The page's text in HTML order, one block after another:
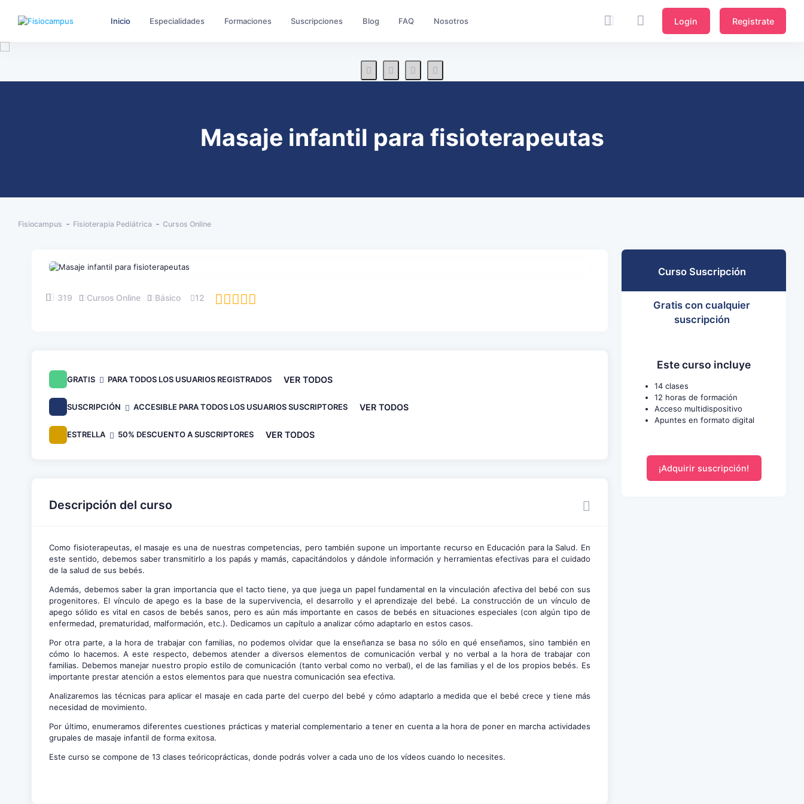
Inicio Especialidades Formaciones Suscripciones Blog FAQ Nosotros Login Registrate
Masaje infantil para fisioterapeutas
Fisiocampus Fisioterapia Pediátrica Cursos Online
319 Cursos Online Básico 12
GRATIS PARA TODOS LOS USUARIOS REGISTRADOS VER TODOS
SUSCRIPCIÓN ACCESIBLE PARA TODOS LOS USUARIOS SUSCRIPTORES VER TODOS
ESTRELLA 50% DESCUENTO A SUSCRIPTORES VER TODOS
Descripción del curso
Como fisioterapeutas, el masaje es una de nuestras competencias, pero también supone un importante recurso en Educación para la Salud. En
este sentido, debemos saber transmitirlo a los papás y mamás, capacitándolos y dándole información y herramientas efectivas para el cuidado
de la salud de sus bebés.
Además, debemos saber la gran importancia que el tacto tiene, ya que juega un papel fundamental en la vinculación afectiva del bebé con sus
progenitores. El vínculo de apego es la base de la supervivencia, el desarrollo y el aprendizaje del bebé. La construcción de un vínculo de
apego sólido es vital en casos de bebés sanos, pero es aún más importante en casos de bebés en situaciones especiales (con algún tipo de
enfermedad, prematuridad, malformación, etc.). Dedicamos un capítulo a analizar cómo adaptarlo en estos casos.
Por otra parte, a la hora de trabajar con familias, no podemos olvidar que la enseñanza se basa no sólo en qué enseñamos, sino también en
cómo lo hacemos. A este respecto, debemos atender a diversos elementos de comunicación verbal y no verbal a la hora de trabajar con
familias. Debemos manejar nuestro propio estilo de comunicación (tanto verbal como no verbal), el de las familias y el de los propios bebés. Es
importante prestar atención a estos elementos para que nuestra comunicación sea efectiva.
Analizaremos las técnicas para aplicar el masaje en cada parte del cuerpo del bebé y cómo adaptarlo a medida que el bebé crece y tiene más
necesidad de movimiento.
Por último, enumeramos diferentes cuestiones prácticas y material complementario a tener en cuenta a la hora de poner en marcha actividades
grupales de masaje infantil de forma exitosa.
Este curso se compone de 13 clases teóricoprácticas, donde podrás volver a cada uno de los vídeos cuando lo necesites.
Curso Suscripción
Gratis con cualquier
suscripción
Este curso incluye
14 clases
12 horas de formación
Acceso multidispositivo
Apuntes en formato digital
¡Adquirir suscripción!